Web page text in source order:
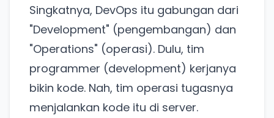
Singkatnya, DevOps itu gabungan dari
"Development" (pengembangan) dan
"Operations" (operasi). Dulu, tim
programmer (development) kerjanya
bikin kode. Nah, tim operasi tugasnya
menjalankan kode itu di server.